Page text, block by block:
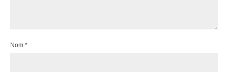
Nom *